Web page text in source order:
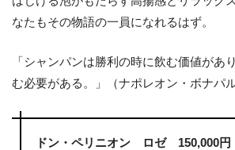
なたもその物語の一員になれるはず。
「シャンパンは勝利の時に飲む価値があ
む必要がある。」（ナポレオン・ボナパル
ドン・ペリニオン ロゼ 150,000円